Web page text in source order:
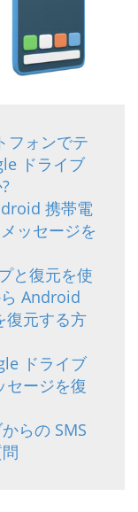
フォンでテ
ドライブ
携帯電
ッセージを
と復元を使
Android
復元する方
ドライブ
セージを復
らの SMS